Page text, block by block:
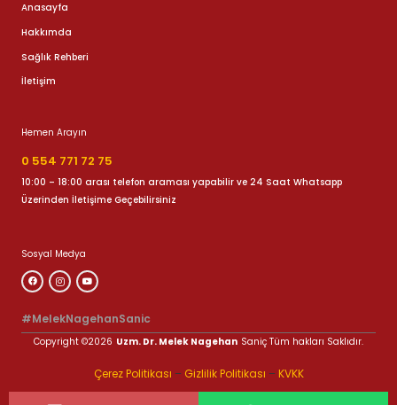
Anasayfa
Hakkımda
Sağlık Rehberi
İletişim
Hemen Arayın
0 554 771 72 75
10:00 – 18:00 arası telefon araması yapabilir ve 24 Saat Whatsapp
Üzerinden İletişime Geçebilirsiniz
Sosyal Medya
#MelekNagehanSanic
Copyright ©2026 Uzm. Dr. Melek Nagehan Saniç Tüm hakları Saklıdır.
Çerez Politikası – Gizlilik Politikası – KVKK